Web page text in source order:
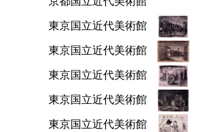
東京国立近代美術館
東京国立近代美術館
東京国立近代美術館
東京国立近代美術館
東京国立近代美術館